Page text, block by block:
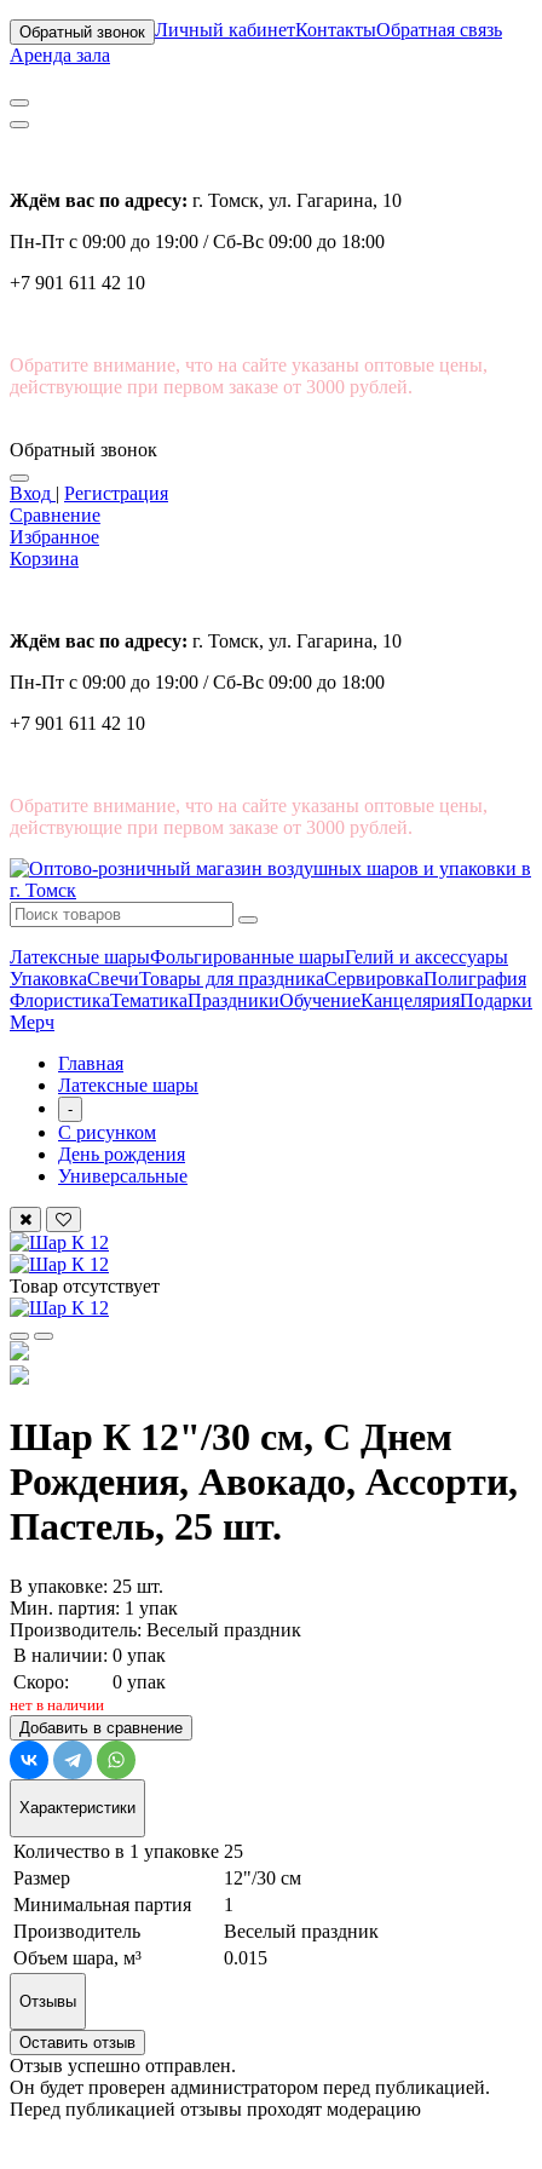
Обратный звонок Личный кабинетКонтактыОбратная связь
Аренда зала
Ждём вас по адресу: г. Томск, ул. Гагарина, 10
Пн-Пт с 09:00 до 19:00 /Сб-Вс 09:00 до 18:00
+7 901 611 42 10
Обратите внимание, что на сайте указаны оптовые цены,
действующие при первом заказе от 3000 рублей.
Обратный звонок
Вход | Регистрация
Сравнение
Избранное
Корзина
Ждём вас по адресу: г. Томск, ул. Гагарина, 10
Пн-Пт с 09:00 до 19:00 /Сб-Вс 09:00 до 18:00
+7 901 611 42 10
Обратите внимание, что на сайте указаны оптовые цены,
действующие при первом заказе от 3000 рублей.
Латексные шарыФольгированные шарыГелий и аксессуары
УпаковкаСвечиТовары для праздникаСервировкаПолиграфия
ФлористикаТематикаПраздникиОбучениеКанцелярияПодарки
Мерч
Главная
Латексные шары
-
С рисунком
День рождения
Универсальные
Товар отсутствует
Шар К 12"/30 см, С Днем
Рождения, Авокадо, Ассорти,
Пастель, 25 шт.
В упаковке: 25 шт.
Мин. партия: 1 упак
Производитель: Веселый праздник
В наличии: 0 упак
Скоро:
0 упак
нет в наличии
Добавить в сравнение
Характеристики
Количество в 1 упаковке 25
Размер
12"/30 см
Минимальная партия
1
Производитель
Веселый праздник
Объем шара, м³
0.015
Отзывы
Оставить отзыв
Отзыв успешно отправлен.
Он будет проверен администратором перед публикацией.
Перед публикацией отзывы проходят модерацию